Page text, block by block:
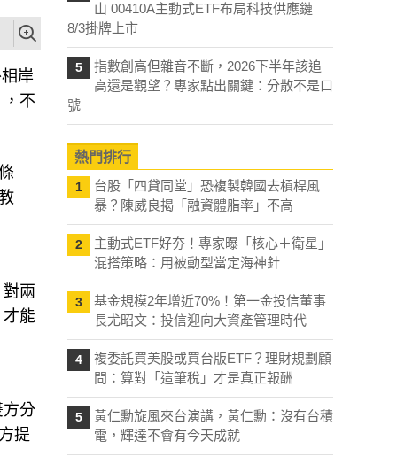
岸
不
兩
才能
方分
提
山 00410A主動式ETF布局科技供應鏈
8/3掛牌上市
5
指數創高但雜音不斷，2026下半年該追
高還是觀望？專家點出關鍵：分散不是口
號
熱門排行
1
台股「四貸同堂」恐複製韓國去槓桿風
暴？陳威良揭「融資體脂率」不高
2
主動式ETF好夯！專家曝「核心＋衛星」
混搭策略：用被動型當定海神針
3
基金規模2年增近70%！第一金投信董事
長尤昭文：投信迎向大資產管理時代
4
複委託買美股或買台版ETF？理財規劃顧
問：算對「這筆稅」才是真正報酬
5
黃仁勳旋風來台演講，黃仁勳：沒有台積
電，輝達不會有今天成就